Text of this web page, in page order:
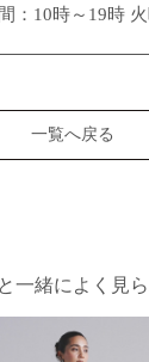
：10時～19時
一覧へ戻る
一緒によく見